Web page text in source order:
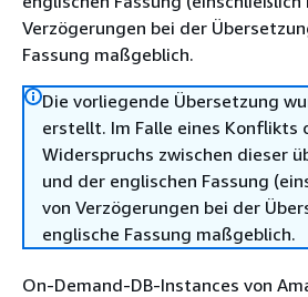
Verzögerungen bei der
Fassung maßgeblich.
Die vorliegende Übersetzung
erstellt. Im Falle eines Konflikts
Widerspruchs zwischen dieser
und der englischen Fassung
von Verzögerungen bei der
englische Fassung maßgeblich.
On-Demand-DB-Instances von